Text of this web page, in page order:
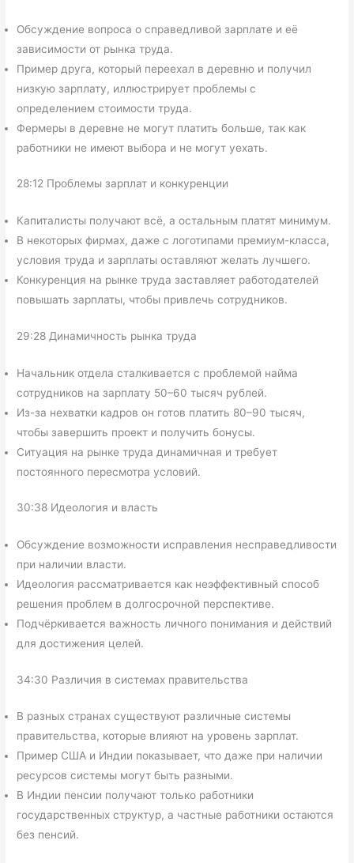
Обсуждение вопроса о справедливой зарплате и её
зависимости от рынка труда.
Пример друга, который переехал в деревню и получил
низкую зарплату, иллюстрирует проблемы с
определением стоимости труда.
Фермеры в деревне не могут платить больше, так как
работники не имеют выбора и не могут уехать.
28:12 Проблемы зарплат и конкуренции
Капиталисты получают всё, а остальным платят минимум.
В некоторых фирмах, даже с логотипами премиум-класса,
условия труда и зарплаты оставляют желать лучшего.
Конкуренция на рынке труда заставляет работодателей
повышать зарплаты, чтобы привлечь сотрудников.
29:28 Динамичность рынка труда
Начальник отдела сталкивается с проблемой найма
сотрудников на зарплату 50–60 тысяч рублей.
Из-за нехватки кадров он готов платить 80–90 тысяч,
чтобы завершить проект и получить бонусы.
Ситуация на рынке труда динамичная и требует
постоянного пересмотра условий.
30:38 Идеология и власть
Обсуждение возможности исправления несправедливости
при наличии власти.
Идеология рассматривается как неэффективный способ
решения проблем в долгосрочной перспективе.
Подчёркивается важность личного понимания и действий
для достижения целей.
34:30 Различия в системах правительства
В разных странах существуют различные системы
правительства, которые влияют на уровень зарплат.
Пример США и Индии показывает, что даже при наличии
ресурсов системы могут быть разными.
В Индии пенсии получают только работники
государственных структур, а частные работники остаются
без пенсий.